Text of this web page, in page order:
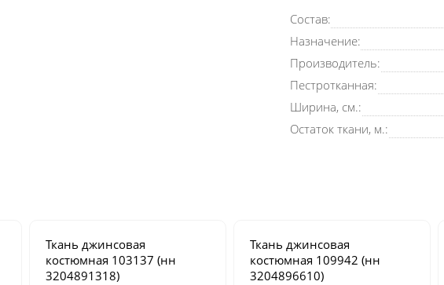
Состав:
Назначение:
Производитель:
Пестротканная:
Ширина, см.:
Остаток ткани, м.:
Ткань джинсовая
костюмная 103137 (нн
3204891318)
Ткань джинсовая
костюмная 109942 (нн
3204896610)